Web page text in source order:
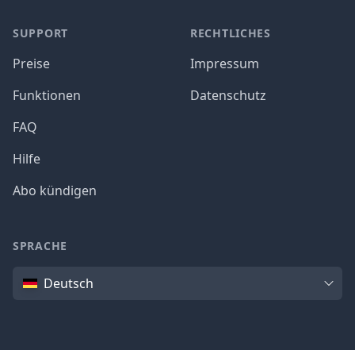
SUPPORT
Preise
Funktionen
FAQ
Hilfe
Abo kündigen
RECHTLICHES
Impressum
Datenschutz
SPRACHE
SpracheDeutsch